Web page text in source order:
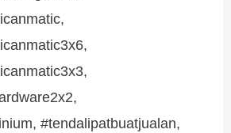
#tendalipatbuatjualan,